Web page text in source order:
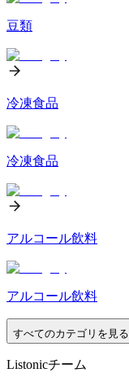
豆類
冷凍食品
冷凍食品
アルコール飲料
アルコール飲料
すべてのカテゴリを見る
Listonicチーム